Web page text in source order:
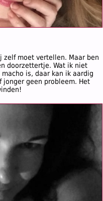
zelf moet vertellen. Maar ben
doorzettertje. Wat ik niet
is, daar kan ik aardig
geen probleem. Het